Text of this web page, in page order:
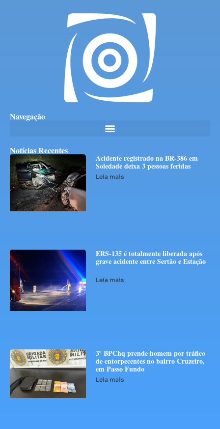
Navegação
Notícias Recentes
Acidente registrado na BR-386 em
Soledade deixa 3 pessoas feridas
Leia mais
ERS-135 é totalmente liberada após
grave acidente entre Sertão e Estação
Leia mais
3º BPChq prende homem por tráfico
de entorpecentes no bairro Cruzeiro,
em Passo Fundo
Leia mais